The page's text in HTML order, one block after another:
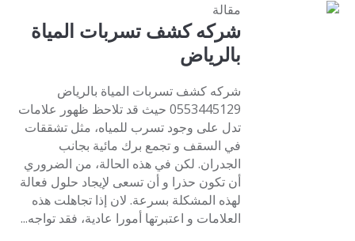
مقالة
شركه كشف تسربات المياة
بالرياض
شركه كشف تسربات المياة بالرياض
0553445129 حيث قد تلاحظ ظهور علامات
تدل على وجود تسرب للمياه، مثل تشققات
في السقف و تجمع برك مائية بجانب
الجدران. لكن في هذه الحالة، من الضروري
أن تكون حذرا و أن تسعى لإيجاد حلول فعالة
لهذه المشكلة بسرعة. لان إذا تجاهلت هذه
العلامات و اعتبرتها أمورا عادية، فقد تواجه...